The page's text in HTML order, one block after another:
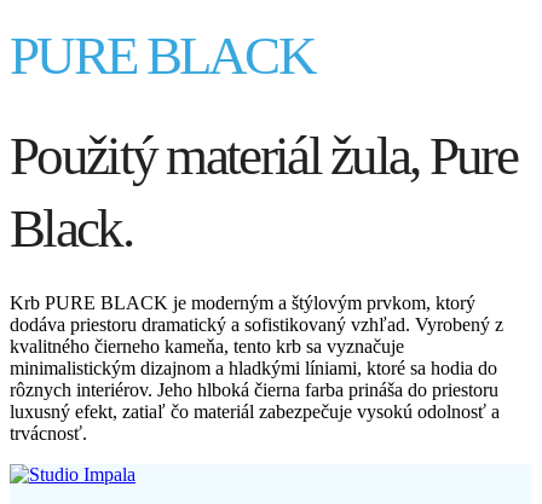
PURE BLACK
Použitý materiál žula, Pure
Black.
Krb PURE BLACK je moderným a štýlovým prvkom, ktorý
dodáva priestoru dramatický a sofistikovaný vzhľad. Vyrobený z
kvalitného čierneho kameňa, tento krb sa vyznačuje
minimalistickým dizajnom a hladkými líniami, ktoré sa hodia do
rôznych interiérov. Jeho hlboká čierna farba prináša do priestoru
luxusný efekt, zatiaľ čo materiál zabezpečuje vysokú odolnosť a
trvácnosť.